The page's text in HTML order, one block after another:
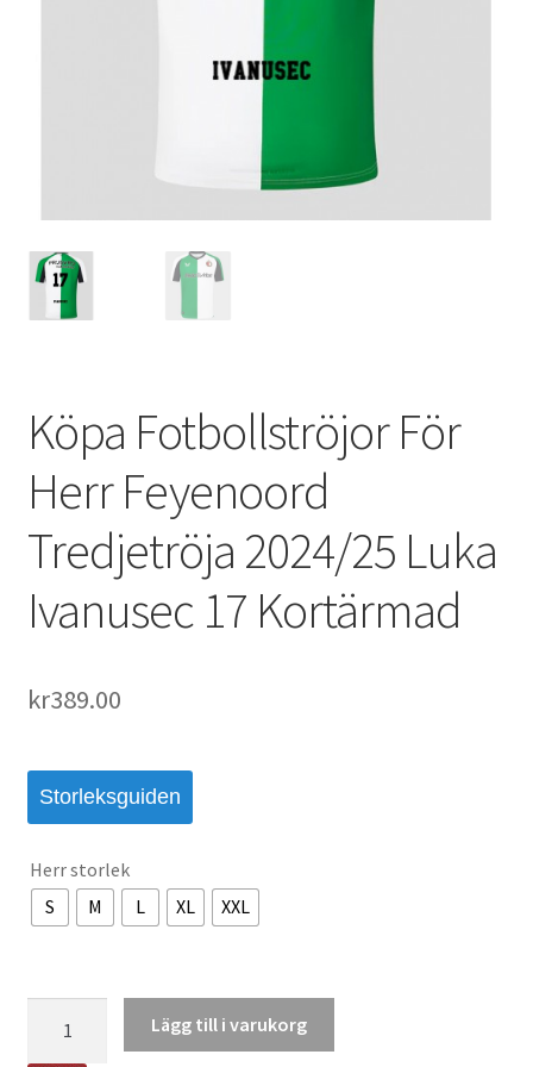
Köpa Fotbollströjor För
Herr Feyenoord
Tredjetröja 2024/25 Luka
Ivanusec 17 Kortärmad
kr389.00
Storleksguiden
Herr storlek
S
M L XL XXL
Fotbollströjor
Lägg till i varukorg